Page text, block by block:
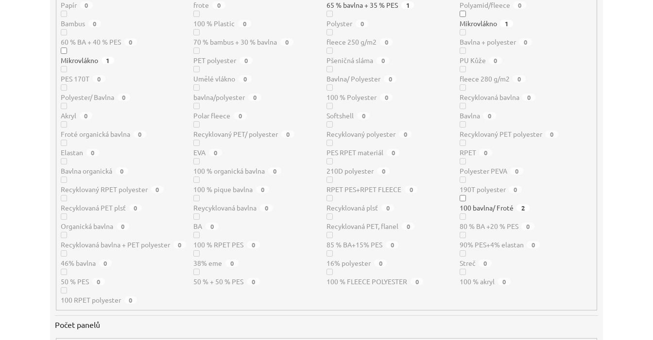
Papír 0 frote 0 65 % bavlna + 35 % PES 1 Polyamid/fleece 0
Bambus 0 100 % Plastic 0 Polyster 0 Mikrovlákno 1
60 % BA + 40 % PES 0 70 % bambus + 30 % bavlna 0 fleece 250 g/m2 0 Bavlna + polyester 0
Mikrovlákno 1 PET polyester 0 Pšeničná sláma 0 PU Kůže 0
PES 170T 0 Umělé vlákno 0 Bavlna/ Polyester 0 fleece 280 g/m2 0
Polyester/ Bavlna 0 bavlna/polyester 0 100 % Polyester 0 Recyklovaná bavlna 0
Akryl 0 Polar fleece 0 Softshell 0 Bavlna 0
Froté organická bavlna 0 Recyklovaný PET/ polyester 0 Recyklovaný polyester 0 Recyklovaný PET polyester 0
Elastan 0 EVA 0 PES RPET materiál 0 RPET 0
Bavlna organická 0 100 % organická bavlna 0 210D polyester 0 Polyester PEVA 0
Recyklovaný RPET polyester 0 100 % pique bavlna 0 RPET PES+RPET FLEECE 0 190T polyester 0
Recyklovaná PET plsť 0 Reycyklovaná bavlna 0 Recyklovaná plsť 0 100 bavlna/ Froté 2
Organická bavlna 0 BA 0 Recyklovaná PET, flanel 0 80 % BA +20 % PES 0
Recyklovaná bavlna + PET polyester 0 100 % RPET PES 0 85 % BA+15% PES 0 90% PES+4% elastan 0
46% bavlna 0 38% eme 0 16% polyester 0 Streč 0
50 % PES 0 50 % + 50 % PES 0 100 % FLEECE POLYESTER 0 100 % akryl 0
100 RPET polyester 0
Počet panelů